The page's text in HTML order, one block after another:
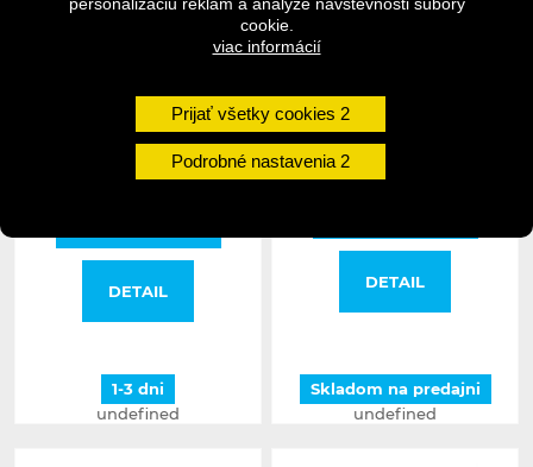
cookie.
viac informácií
Prijať všetky cookies
Podrobné nastavenia
CTM tachometer BD-20W
20,90 €
DETAIL
1-3 dni
undefined
CTM tachometer BC-22W
26,50 €
27,90 €
DETAIL
Skladom na predajni
undefined